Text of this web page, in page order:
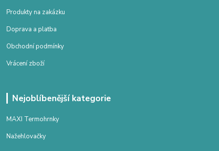
Produkty na zakázku
Doprava a platba
Obchodní podmínky
Vrácení zboží
Nejoblíbenější kategorie
MAXI Termohrnky
Nažehlovačky